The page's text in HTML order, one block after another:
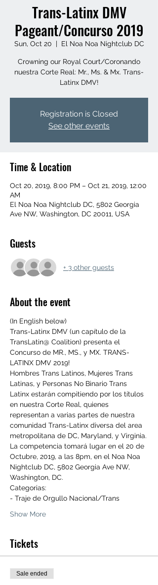
Trans-Latinx DMV
Pageant/Concurso 2019
Sun, Oct 20
  |
El Noa Noa Nightclub DC
Crowning our Royal Court/Coronando
nuestra Corte Real: Mr., Ms. & Mx. Trans-
Latinx DMV!
Registration is Closed
See other events
Time & Location
Oct 20, 2019, 8:00 PM – Oct 21, 2019, 12:00
AM
El Noa Noa Nightclub DC, 5802 Georgia
Ave NW, Washington, DC 20011, USA
Guests
+ 3 other guests
About the event
(In English below)
Trans-Latinx DMV (un capítulo de la
TransLatin@ Coalition) presenta el
Concurso de MR., MS., y MX. TRANS-
LATINX DMV 2019!
Hombres Trans Latinos, Mujeres Trans
Latinas, y Personas No Binario Trans
Latinx estarán compitiendo por los títulos
en nuestra Corte Real, quienes
representan a varias partes de nuestra
comunidad Trans-Latinx diversa del area
metropolitana de DC, Maryland, y Virginia.
La competencia tomará lugar en el 20 de
Octubre, 2019, a las 8pm, en el Noa Noa
Nightclub DC, 5802 Georgia Ave NW,
Washington, DC.
Categorias:
- Traje de Orgullo Nacional/Trans
Show More
Tickets
Sale ended